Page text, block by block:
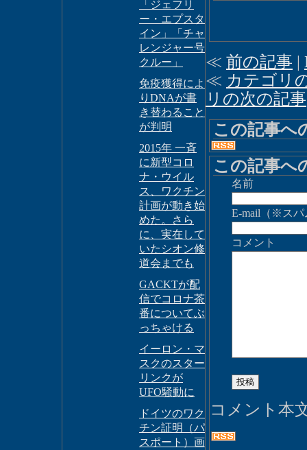
「ジェフリ
ー・エプスタ
イン」「チャ
レンジャー号
クルー」
免疫獲得によ
りDNAが書
き替わること
が判明
2015年 一斉
に新型コロ
ナ・ウイル
ス、ワクチン
計画が動き始
めた。さら
に、実在して
いたシオン修
道会までも
GACKTが配
信でコロナ茶
番についてぶ
っちゃける
イーロン・マ
スクのスター
リンクが
UFO騒動に
ドイツのワク
チン証明（パ
スポート）画
≪ 前の記事 |
≪ カテゴリ
リの次の記事
この記事へ
この記事へ
名前
E-mail（※スパ
コメント
コメント本